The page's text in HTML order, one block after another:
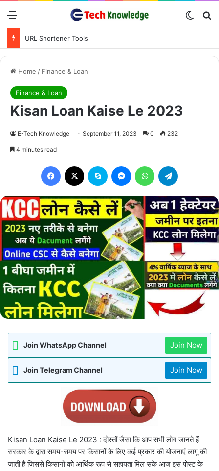
Menu
PDF Converter Tools
Home / Finance & Loan
Finance & Loan
Kisan Loan Kaise Le 2023
E-Tech Knowledge September 11, 2023 0 232
4 minutes read
Facebook Skype MessengerWhatsApp
Join WhatsApp Channel Join Now
Join Telegram Channel Join Now
Kisan Loan Kaise Le 2023 : दोस्तों जैसा कि आप सभी लोग जानते हैं
सरकार के द्वारा समय-समय पर किसानों के लिए कई प्रकार की योजनाएं लागू की
जाती है जिससे किसानों को आर्थिक रूप से सहायता मिल सके आज इस पोस्ट के